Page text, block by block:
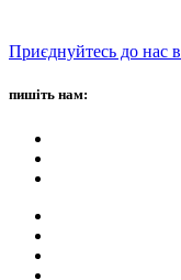
Приєднуйтесь до нас в
пишіть нам: